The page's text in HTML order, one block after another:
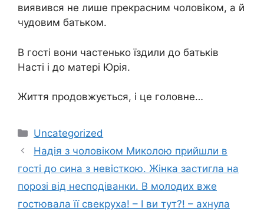
виявився не лише прекрасним чоловіком, а й
чудовим батьком.
В гості вони частенько їздили до батьків
Насті і до матері Юрія.
Життя продовжується, і це головне…
Категорії
Uncategorized
Надія з чоловіком Миколою прийшли в
гості до сина з невісткою. Жінка застигла на
порозі від несподіванки. В молодих вже
гостювала її свекруха! – І ви тут?! – ахнула